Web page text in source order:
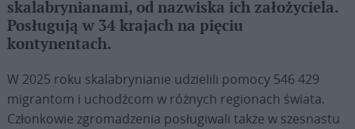
skalabrynianami, od nazwiska ich założyciela.
Posługują w 34 krajach na pięciu
kontynentach.
W 2025 roku skalabrynianie udzielili pomocy 546 429
migrantom i uchodźcom w różnych regionach świata.
Członkowie zgromadzenia posługiwali także w szesnastu